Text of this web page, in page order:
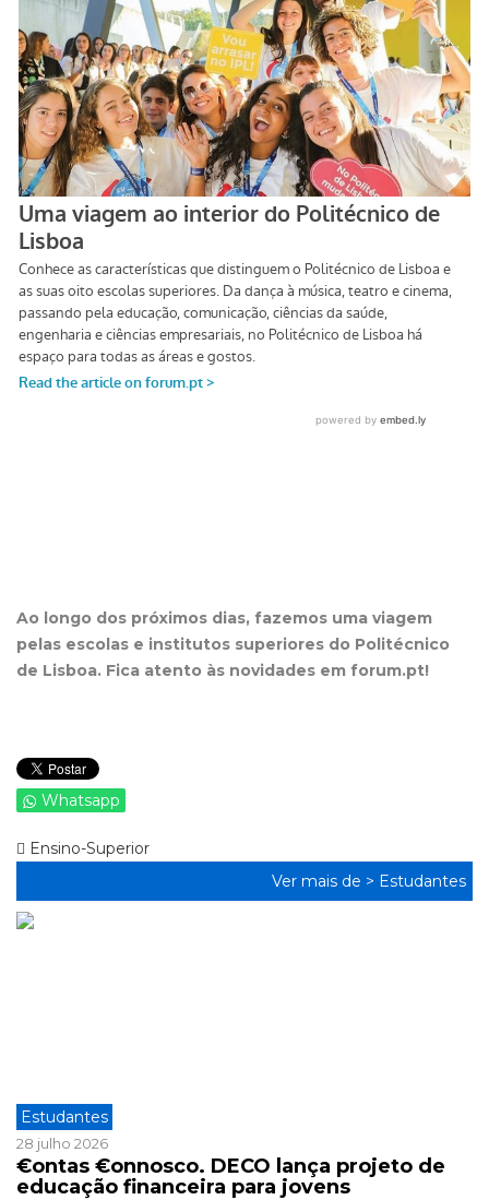
Ao longo dos próximos dias, fazemos uma viagem
pelas escolas e institutos superiores do Politécnico
de Lisboa. Fica atento às novidades em forum.pt!
Whatsapp
Ensino-Superior
Ver mais de > Estudantes
Estudantes
28 julho 2026
€ontas €onnosco. DECO lança projeto de
educação financeira para jovens